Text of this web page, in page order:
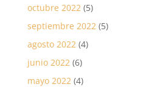
octubre 2022(5)
septiembre 2022(5)
agosto 2022(4)
junio 2022(6)
mayo 2022(4)